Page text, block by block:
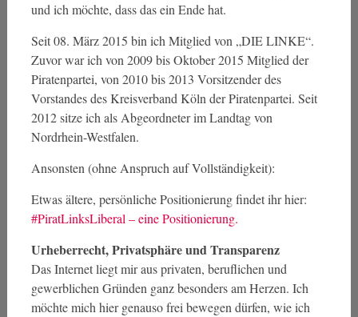
und ich möchte, dass das ein Ende hat.
Seit 08. März 2015 bin ich Mitglied von „DIE LINKE“.
Zuvor war ich von 2009 bis Oktober 2015 Mitglied der
Piratenpartei, von 2010 bis 2013 Vorsitzender des
Vorstandes des Kreisverband Köln der Piratenpartei. Seit
2012 sitze ich als Abgeordneter im Landtag von
Nordrhein-Westfalen.
Ansonsten (ohne Anspruch auf Vollständigkeit):
Etwas ältere, persönliche Positionierung findet ihr hier:
#PiratLinksLiberal – eine Positionierung.
Urheberrecht, Privatsphäre und Transparenz
Das Internet liegt mir aus privaten, beruflichen und
gewerblichen Gründen ganz besonders am Herzen. Ich
möchte mich hier genauso frei bewegen dürfen, wie ich